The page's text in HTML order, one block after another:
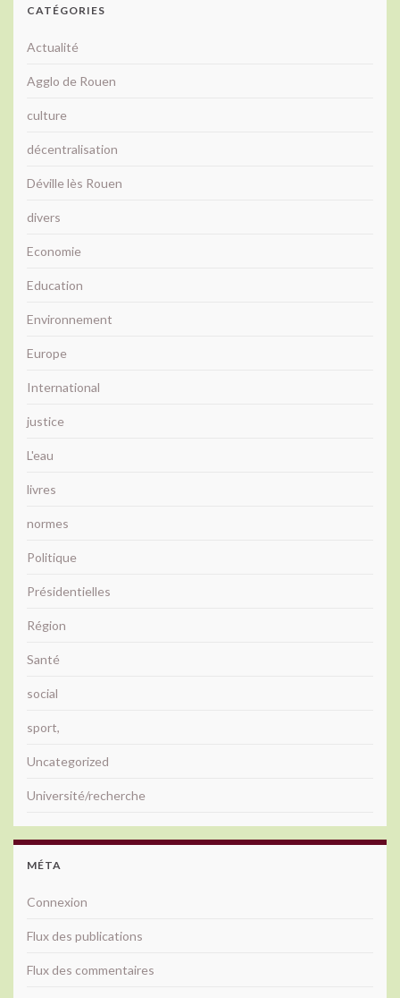
CATÉGORIES
Actualité
Agglo de Rouen
culture
décentralisation
Déville lès Rouen
divers
Economie
Education
Environnement
Europe
International
justice
L'eau
livres
normes
Politique
Présidentielles
Région
Santé
social
sport,
Uncategorized
Université/recherche
MÉTA
Connexion
Flux des publications
Flux des commentaires